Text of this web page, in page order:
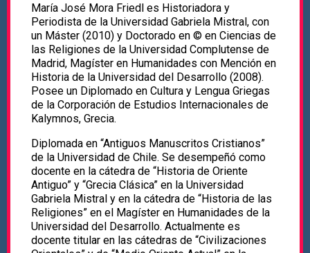
María José Mora Friedl es Historiadora y
Periodista de la Universidad Gabriela Mistral, con
un Máster (2010) y Doctorado en © en Ciencias de
las Religiones de la Universidad Complutense de
Madrid, Magíster en Humanidades con Mención en
Historia de la Universidad del Desarrollo (2008).
Posee un Diplomado en Cultura y Lengua Griegas
de la Corporación de Estudios Internacionales de
Kalymnos, Grecia.
Diplomada en “Antiguos Manuscritos Cristianos”
de la Universidad de Chile. Se desempeñó como
docente en la cátedra de “Historia de Oriente
Antiguo” y “Grecia Clásica” en la Universidad
Gabriela Mistral y en la cátedra de “Historia de las
Religiones” en el Magíster en Humanidades de la
Universidad del Desarrollo. Actualmente es
docente titular en las cátedras de “Civilizaciones